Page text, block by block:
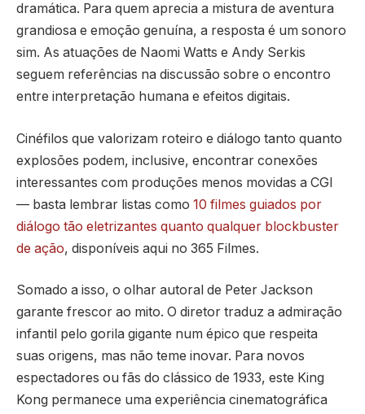
dramática. Para quem aprecia a mistura de aventura
grandiosa e emoção genuína, a resposta é um sonoro
sim. As atuações de Naomi Watts e Andy Serkis
seguem referências na discussão sobre o encontro
entre interpretação humana e efeitos digitais.
Cinéfilos que valorizam roteiro e diálogo tanto quanto
explosões podem, inclusive, encontrar conexões
interessantes com produções menos movidas a CGI
— basta lembrar listas como 10 filmes guiados por
diálogo tão eletrizantes quanto qualquer blockbuster
de ação, disponíveis aqui no 365 Filmes.
Somado a isso, o olhar autoral de Peter Jackson
garante frescor ao mito. O diretor traduz a admiração
infantil pelo gorila gigante num épico que respeita
suas origens, mas não teme inovar. Para novos
espectadores ou fãs do clássico de 1933, este King
Kong permanece uma experiência cinematográfica